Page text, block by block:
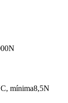
N
mínima8,5N